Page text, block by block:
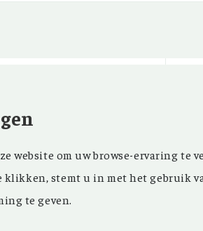
FACEBOOK
website om uw browse-ervaring
klikken, stemt u in met het gebruik
te geven.